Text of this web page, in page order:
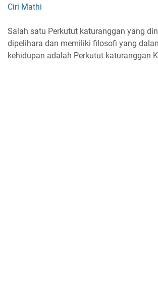
Ciri Mathi
Salah satu Perkutut katuranggan yang
dipelihara dan memiliki filosofi yang
kehidupan adalah Perkutut katuranggan